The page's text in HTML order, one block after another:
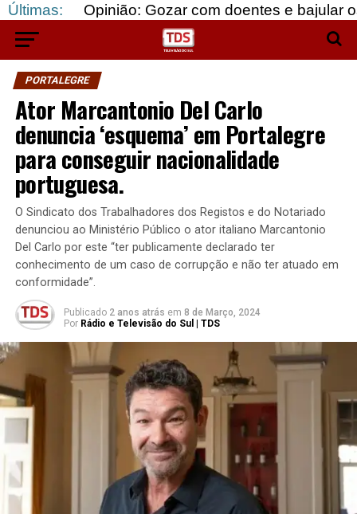
Últimas:
Opinião: Gozar com doentes e bajular os fortes…
PORTALEGRE
Ator Marcantonio Del Carlo
denuncia ‘esquema’ em Portalegre
para conseguir nacionalidade
portuguesa.
O Sindicato dos Trabalhadores dos Registos e do Notariado
denunciou ao Ministério Público o ator italiano Marcantonio
Del Carlo por este “ter publicamente declarado ter
conhecimento de um caso de corrupção e não ter atuado em
conformidade”.
Publicado 2 anos atrás em 8 de Março, 2024
Por Rádio e Televisão do Sul | TDS